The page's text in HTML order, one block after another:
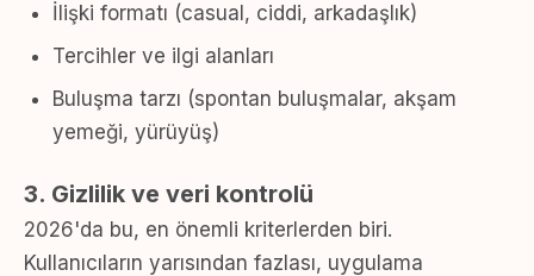
İlişki formatı (casual, ciddi, arkadaşlık)
Tercihler ve ilgi alanları
Buluşma tarzı (spontan buluşmalar, akşam
yemeği, yürüyüş)
3. Gizlilik ve veri kontrolü
2026'da bu, en önemli kriterlerden biri.
Kullanıcıların yarısından fazlası, uygulama